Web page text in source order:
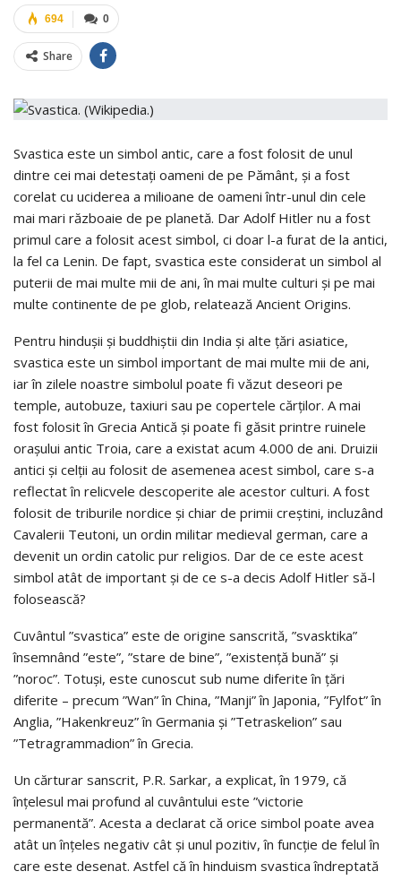
0
694
Share
Svastica este un simbol antic, care a fost folosit de unul
dintre cei mai detestaţi oameni de pe Pământ, şi a fost
corelat cu uciderea a milioane de oameni într-unul din cele
mai mari războaie de pe planetă. Dar Adolf Hitler nu a fost
primul care a folosit acest simbol, ci doar l-a furat de la antici,
la fel ca Lenin. De fapt, svastica este considerat un simbol al
puterii de mai multe mii de ani, în mai multe culturi şi pe mai
multe continente de pe glob, relatează Ancient Origins.
Pentru hinduşii şi buddhiştii din India şi alte ţări asiatice,
svastica este un simbol important de mai multe mii de ani,
iar în zilele noastre simbolul poate fi văzut deseori pe
temple, autobuze, taxiuri sau pe copertele cărţilor. A mai
fost folosit în Grecia Antică şi poate fi găsit printre ruinele
oraşului antic Troia, care a existat acum 4.000 de ani. Druizii
antici şi celţii au folosit de asemenea acest simbol, care s-a
reflectat în relicvele descoperite ale acestor culturi. A fost
folosit de triburile nordice şi chiar de primii creştini, incluzând
Cavalerii Teutoni, un ordin militar medieval german, care a
devenit un ordin catolic pur religios. Dar de ce este acest
simbol atât de important şi de ce s-a decis Adolf Hitler să-l
folosească?
Cuvântul ”svastica” este de origine sanscrită, ”svasktika”
însemnând ”este”, ”stare de bine”, ”existenţă bună” şi
”noroc”. Totuşi, este cunoscut sub nume diferite în ţări
diferite – precum ”Wan” în China, ”Manji” în Japonia, ”Fylfot” în
Anglia, ”Hakenkreuz” în Germania şi ”Tetraskelion” sau
”Tetragrammadion” în Grecia.
Un cărturar sanscrit, P.R. Sarkar, a explicat, în 1979, că
înţelesul mai profund al cuvântului este ”victorie
permanentă”. Acesta a declarat că orice simbol poate avea
atât un înţeles negativ cât şi unul pozitiv, în funcţie de felul în
care este desenat. Astfel că în hinduism svastica îndreptată